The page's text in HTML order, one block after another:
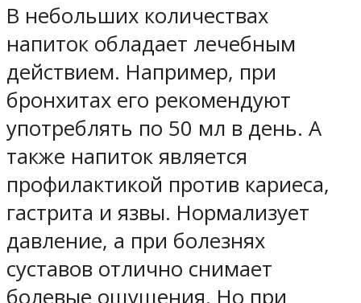
В небольших количествах
напиток обладает лечебным
действием. Например, при
бронхитах его рекомендуют
употреблять по 50 мл в день. А
также напиток является
профилактикой против кариеса,
гастрита и язвы. Нормализует
давление, а при болезнях
суставов отлично снимает
болевые ощущения. Но при